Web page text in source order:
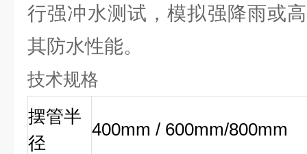
行强冲水测试，模拟强降雨或
其防水性能。
技术规格
摆管半
径
400mm / 600mm/800mm